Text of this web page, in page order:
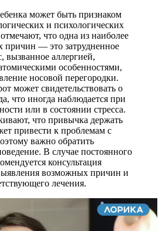
может быть признаком
и психологических
что одна из наиболее
причин — это затрудненное
вызванное аллергией,
особенностями,
носовой перегородки.
может свидетельствовать о
что иногда наблюдается при
или в состоянии стресса.
что привычка держать
привести к проблемам с
важно обратить
В случае постоянного
консультация
возможных причин и
лечения.